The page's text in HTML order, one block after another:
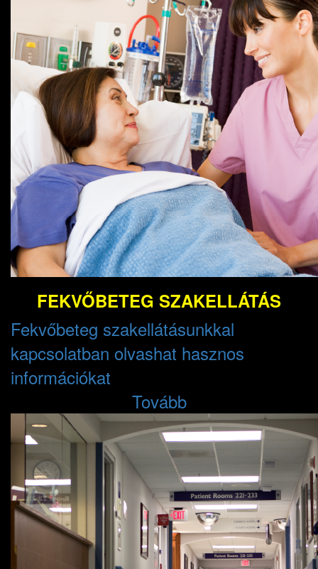
FEKVŐBETEG SZAKELLÁTÁS
Fekvőbeteg szakellátásunkkal
kapcsolatban olvashat hasznos
információkat
Tovább